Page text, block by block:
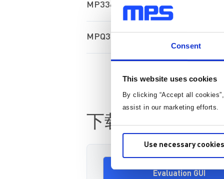
Consent
This website uses cookies
By clicking “Accept all
assist in our marketing efforts.
Use necessary
MP3364GR
MPQ3364GR-AEC1
下载
Evaluation GUI